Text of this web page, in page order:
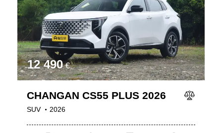
12 490 €
CHANGAN CS55 PLUS 2026
SUV 2026